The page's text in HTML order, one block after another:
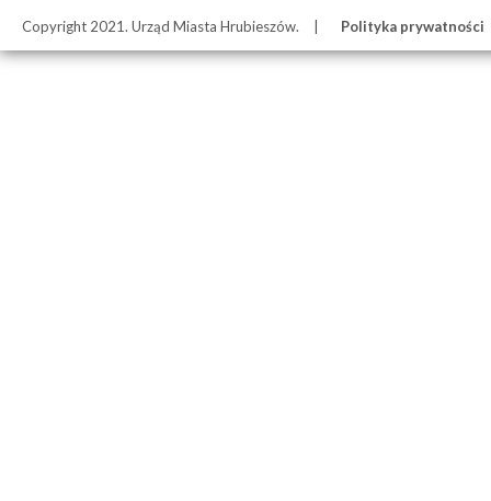
Copyright 2021. Urząd Miasta Hrubieszów. Polityka prywatności